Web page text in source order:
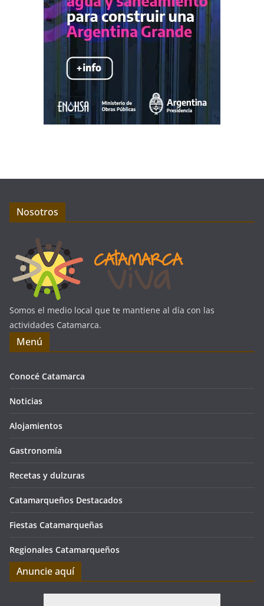
Nosotros
Somos el medio local que te mantiene al día con las
actividades Catamarca.
Menú
Conocé Catamarca
Noticias
Alojamientos
Gastronomía
Recetas y dulzuras
Catamarqueños Destacados
Fiestas Catamarqueñas
Regionales Catamarqueños
Anuncie aquí